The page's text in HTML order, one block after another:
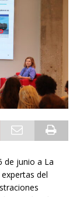
de junio a La
del